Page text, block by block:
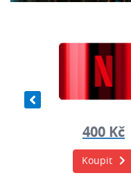
400 Kč
Koupit